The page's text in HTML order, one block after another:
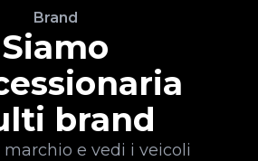
Brand
Siamo
brand
marchio e vedi i veicoli